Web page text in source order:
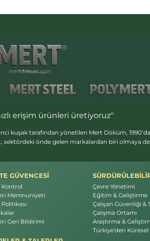
erişim ürünleri üretiyoruz"
kuşak tarafından yönetilen Mert Döküm,
sektördeki önde gelen markalardan biri olmaya
GÜVENCESİ
Kontrol
Memnuniyeti
Geri Bildirimi
Çevre Yönetimi
Eğitim & Geliştirme
Çalışan Güvenliği &
Çalışma Ortamı
Araştırma &
Türkiye’den Küresel